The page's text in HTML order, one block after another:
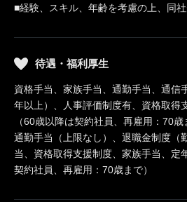
■経験、スキル、年齢を考慮の上、同
待遇・福利厚生
資格手当、家族手当、通勤手当、通信
年以上）、人事評価制度有、資格取得
（60歳以降は契約社員、再雇用：70歳
通勤手当（上限なし）、退職金制度（
当、資格取得支援制度、家族手当、定
契約社員、再雇用：70歳まで）